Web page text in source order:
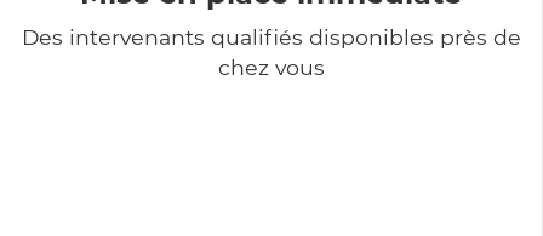
Des intervenants qualifiés disponibles près de
chez vous